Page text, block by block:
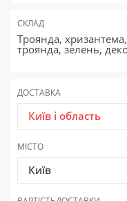
СКЛАД
Троянда,
троянда, зелень,
ДОСТАВКА
Київ і область
МІСТО
Київ